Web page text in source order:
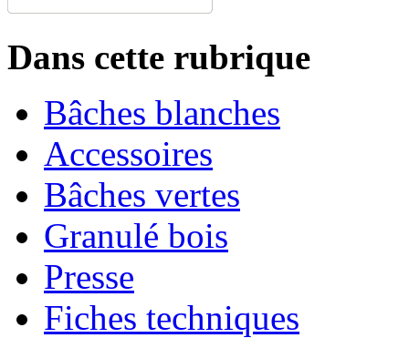
Dans cette rubrique
Bâches blanches
Accessoires
Bâches vertes
Granulé bois
Presse
Fiches techniques